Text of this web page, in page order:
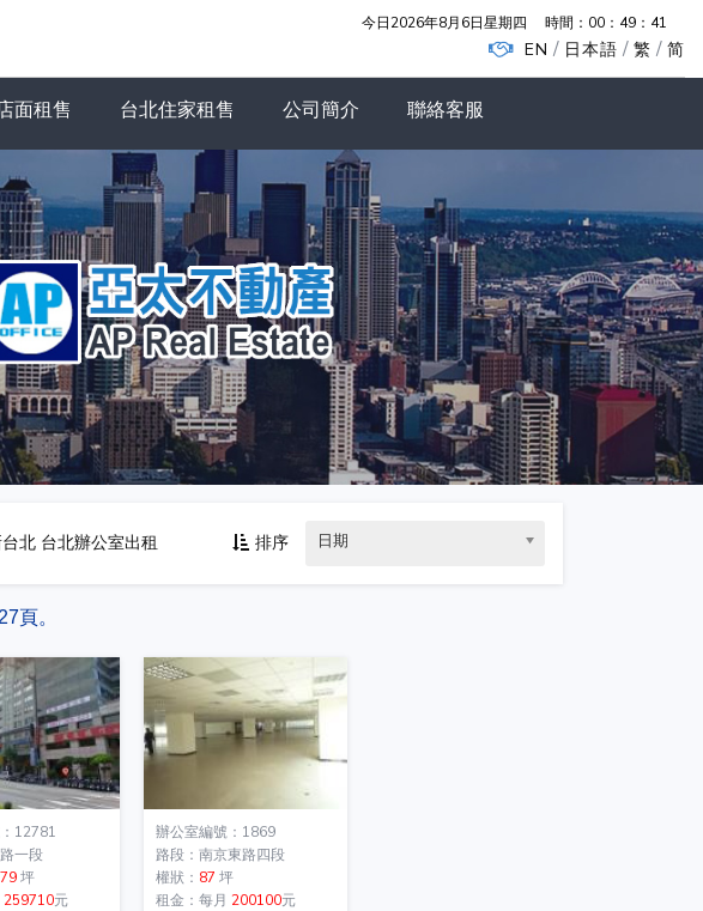
今日2026年8月6日星期四 時間： 00：49：42
EN / 日本語 / 繁 / 简
面租售 台北住家租售 公司簡介 聯絡客服
北 台北辦公室出租 排序 日期
頁。
12781
一段
坪
259710元
辦公室編號：1869
路段：南京東路四段
權狀： 87 坪
租金：每月 200100元